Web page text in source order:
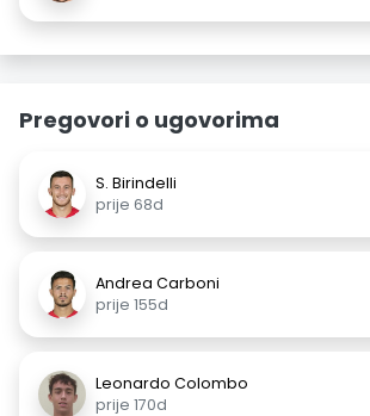
Pregovori o ugovorima
S. Birindelli
prije 68d
Andrea Carboni
prije 155d
Leonardo Colombo
prije 170d